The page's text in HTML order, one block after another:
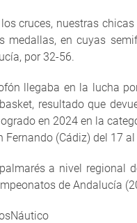
cruces, nuestras
medallas, en cuyas
por 32-56.
llegaba en la lucha
resultado que
en 2024 en la
Fernando (Cádiz) del 17
a nivel regional
de Andalucía